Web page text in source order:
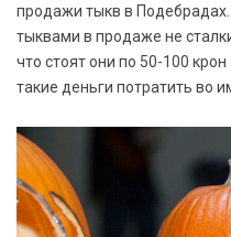
продажи тыкв в
тыквами в продаже не
что стоят они по 50-100
такие деньги потратить во